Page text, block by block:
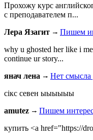
Прохожу курс
с преподавателем п...
Лера Язагит
Пишем
why u ghosted her like i
continue ur story...
янач лена
Нет смысла
сiкс севен ыыыыыы
amutez
Пишем
купить <a href="https://